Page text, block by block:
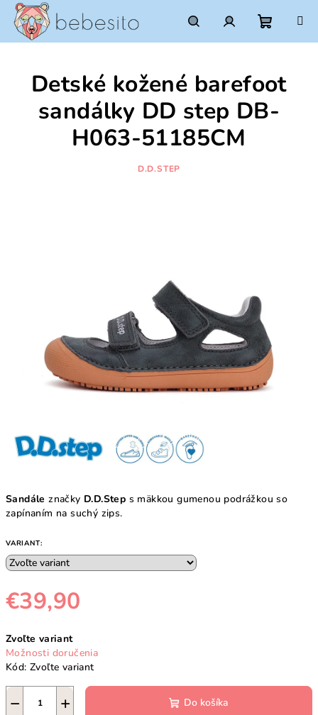
Prejsť
obsah
HľadaťPrihlásenie
košík
Sandále značky D.D.Step s mäkkou gumenou podrážkou so
zapínaním na suchý zips.
VARIANT:
€39,90
cena:
Zvoľte variant
Možnosti doručenia
Kód: Zvoľte variant
+
− Do košíka
Detské kožené barefoot
sandálky DD step DB-
H063-51185CM
D.D.STEP